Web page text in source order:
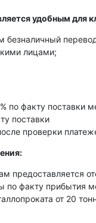
удобным для
безналичный
лицами;
по факту поставки
поставки
проверки
предоставляется
по факту прибытия
от 20